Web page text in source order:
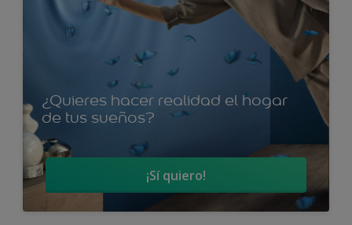
¿Quieres hacer realidad el hogar
de tus sueños?
¡Sí quiero!